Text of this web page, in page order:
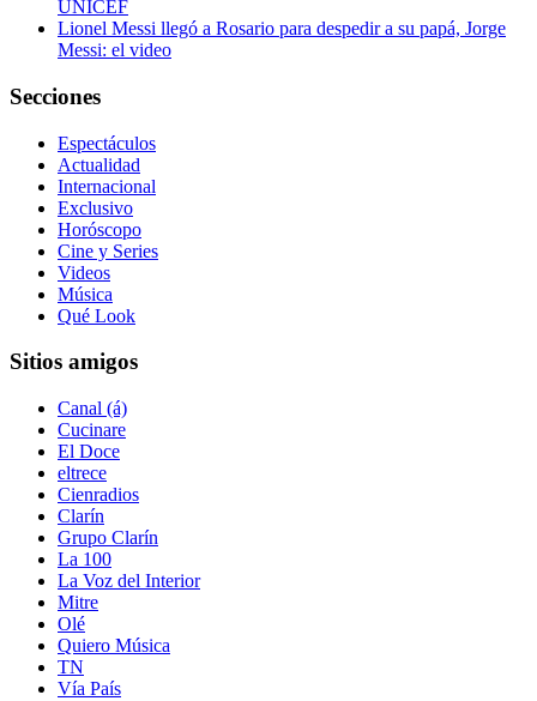
UNICEF
Lionel Messi llegó a Rosario para despedir a su papá, Jorge
Messi: el video
Secciones
Espectáculos
Actualidad
Internacional
Exclusivo
Horóscopo
Cine y Series
Videos
Música
Qué Look
Sitios amigos
Canal (á)
Cucinare
El Doce
eltrece
Cienradios
Clarín
Grupo Clarín
La 100
La Voz del Interior
Mitre
Olé
Quiero Música
TN
Vía País